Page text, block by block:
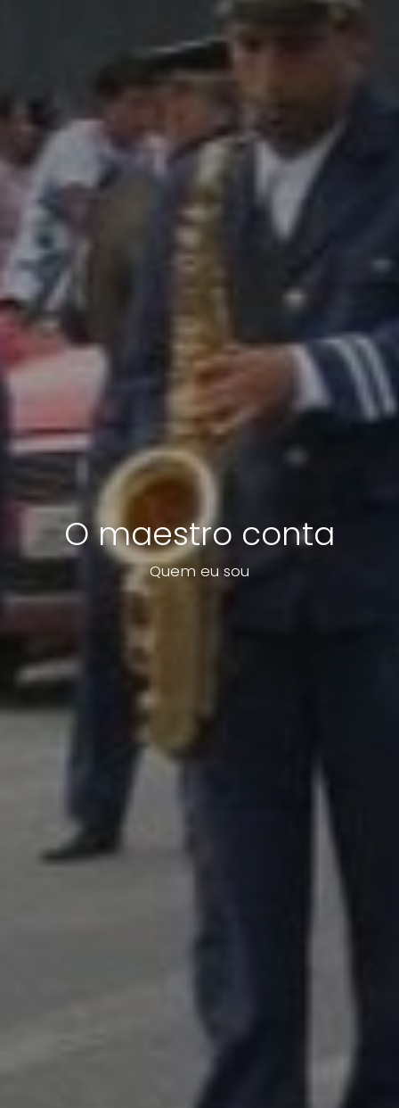
O maestro conta
Quem eu sou